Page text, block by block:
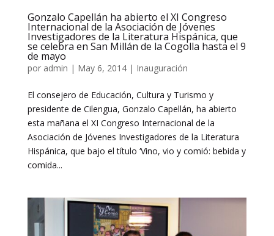
Gonzalo Capellán ha abierto el XI Congreso
Internacional de la Asociación de Jóvenes
Investigadores de la Literatura Hispánica, que
se celebra en San Millán de la Cogolla hasta el 9
de mayo
por admin | May 6, 2014| Inauguración
El consejero de Educación, Cultura y Turismo y
presidente de Cilengua, Gonzalo Capellán, ha abierto
esta mañana el XI Congreso Internacional de la
Asociación de Jóvenes Investigadores de la Literatura
Hispánica, que bajo el título ‘Vino, vio y comió: bebida y
comida...